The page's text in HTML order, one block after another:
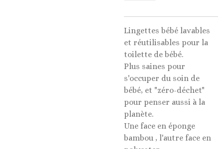
Lingettes bébé lavables
et réutilisables pour la
toilette de bébé.
Plus saines pour
s'occuper du soin de
bébé, et "zéro-déchet"
pour penser aussi à la
planète.
Une face en éponge
bambou , l'autre face en